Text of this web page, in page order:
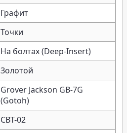
Графит
Точки
На болтах (Deep-Insert)
Золотой
Grover Jackson GB-7G
(Gotoh)
CBT-02